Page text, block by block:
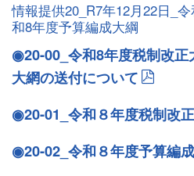
情報提供20_R7年12月22日_
和8年度予算編成大綱
◉20-00_令和8年度税制改正
大網の送付について
◉20-01_令和８年度税制改正
◉20-02_令和８年度予算編成